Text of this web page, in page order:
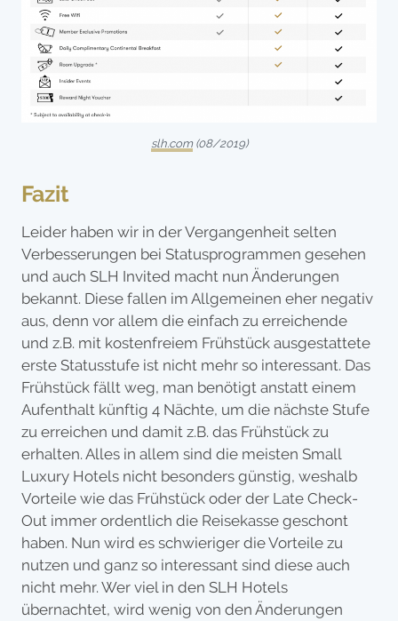
slh.com(08/2019)
Fazit
Leider haben wir in der Vergangenheit selten
Verbesserungen bei Statusprogrammen gesehen
und auch SLH Invited macht nun Änderungen
bekannt. Diese fallen im Allgemeinen eher negativ
aus, denn vor allem die einfach zu erreichende
und z.B. mit kostenfreiem Frühstück ausgestattete
erste Statusstufe ist nicht mehr so interessant. Das
Frühstück fällt weg, man benötigt anstatt einem
Aufenthalt künftig 4 Nächte, um die nächste Stufe
zu erreichen und damit z.B. das Frühstück zu
erhalten. Alles in allem sind die meisten Small
Luxury Hotels nicht besonders günstig, weshalb
Vorteile wie das Frühstück oder der Late Check-
Out immer ordentlich die Reisekasse geschont
haben. Nun wird es schwieriger die Vorteile zu
nutzen und ganz so interessant sind diese auch
nicht mehr. Wer viel in den SLH Hotels
übernachtet, wird wenig von den Änderungen